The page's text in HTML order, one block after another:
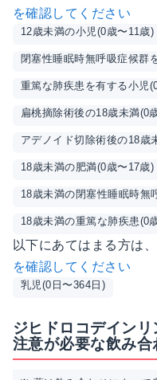
を確認してください
12歳未満の小児(0歳〜11歳)
閉塞性睡眠時無呼吸症候群
重篤な肺疾患を有する小児
扁桃摘除術後の18歳未満(0
アデノイド切除術後の18歳
18歳未満の肥満(0歳〜17歳)
18歳未満の閉塞性睡眠時無
18歳未満の重篤な肺疾患(0
以下にあてはまる方は、
を確認してください
乳児(0日〜364日)
ジヒドロコデイン
注意が必要な飲み合